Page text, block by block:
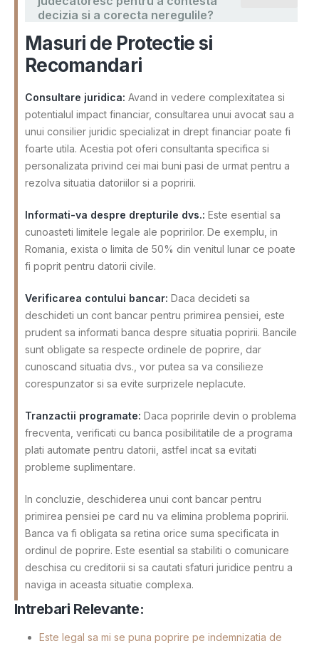
decizia si a corecta neregulile?
Masuri de Protectie si
Recomandari
Consultare juridica: Avand in vedere complexitatea si
potentialul impact financiar, consultarea unui avocat sau a
unui consilier juridic specializat in drept financiar poate fi
foarte utila. Acestia pot oferi consultanta specifica si
personalizata privind cei mai buni pasi de urmat pentru a
rezolva situatia datoriilor si a popririi.
Informati-va despre drepturile dvs.: Este esential sa
cunoasteti limitele legale ale popririlor. De exemplu, in
Romania, exista o limita de 50% din venitul lunar ce poate
fi poprit pentru datorii civile.
Verificarea contului bancar: Daca decideti sa
deschideti un cont bancar pentru primirea pensiei, este
prudent sa informati banca despre situatia popririi. Bancile
sunt obligate sa respecte ordinele de poprire, dar
cunoscand situatia dvs., vor putea sa va consilieze
corespunzator si sa evite surprizele neplacute.
Tranzactii programate: Daca popririle devin o problema
frecventa, verificati cu banca posibilitatile de a programa
plati automate pentru datorii, astfel incat sa evitati
probleme suplimentare.
In concluzie, deschiderea unui cont bancar pentru
primirea pensiei pe card nu va elimina problema popririi.
Banca va fi obligata sa retina orice suma specificata in
ordinul de poprire. Este esential sa stabiliti o comunicare
deschisa cu creditorii si sa cautati sfaturi juridice pentru a
naviga in aceasta situatie complexa.
Intrebari Relevante:
Este legal sa mi se puna poprire pe indemnizatia de